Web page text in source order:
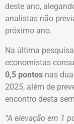
deste ano,
analistas não
próximo ano.
Na última
economistas
0,5 pontos nas
2025, além de
encontro desta
“A elevação em 1